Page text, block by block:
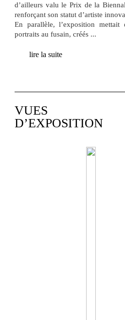
d’ailleurs valu le Prix de la
renforçant son statut d’artiste
En parallèle, l’exposition
portraits au fusain, créés ...
lire la suite
VUES
D’EXPOSITION